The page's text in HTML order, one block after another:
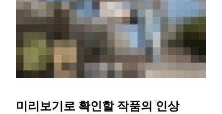
미리보기로 확인할 작품의 인상